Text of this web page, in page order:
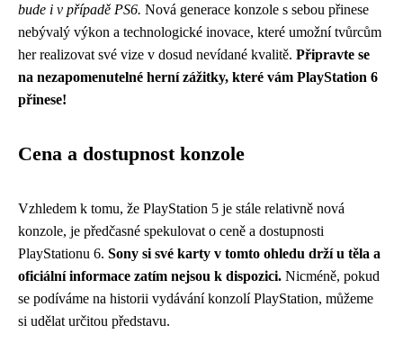
bude i v případě PS6. Nová generace konzole s sebou přinese
nebývalý výkon a technologické inovace, které umožní tvůrcům
her realizovat své vize v dosud nevídané kvalitě. Připravte se
na nezapomenutelné herní zážitky, které vám PlayStation 6
přinese!
Cena a dostupnost konzole
Vzhledem k tomu, že PlayStation 5 je stále relativně nová
konzole, je předčasné spekulovat o ceně a dostupnosti
PlayStationu 6. Sony si své karty v tomto ohledu drží u těla a
oficiální informace zatím nejsou k dispozici. Nicméně, pokud
se podíváme na historii vydávání konzolí PlayStation, můžeme
si udělat určitou představu.